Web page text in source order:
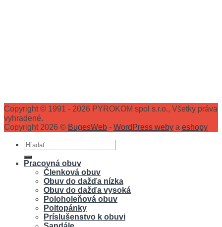
Copyright © 1991 - 2026 PYROKOM spol s.r.o., Všetky práva
vyhradené.
Copyright 2026 © BugesWeb - WordPress weby a eshopy
Hľadať:
Pracovná obuv
Členková obuv
Obuv do dažďa nízka
Obuv do dažďa vysoká
Poloholeňová obuv
Poltopánky
Príslušenstvo k obuvi